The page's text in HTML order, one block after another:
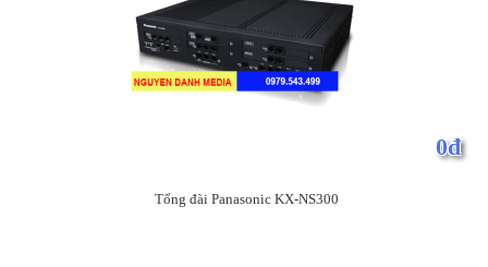
0đ
Tổng đài Panasonic KX-NS300